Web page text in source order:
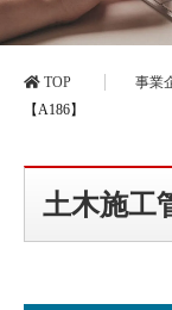
TOP 事業
【A186】
土木施工